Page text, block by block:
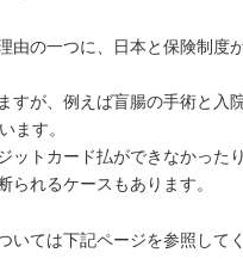
由の一つに、日本と保険制度
すが、例えば盲腸の手術と入
ます。
ットカード払ができなかった
られるケースもあります。
いては下記ページを参照してく